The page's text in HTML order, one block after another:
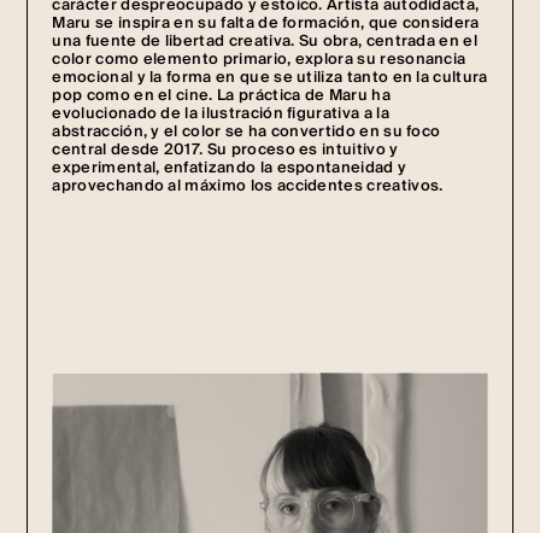
Maru se inspira en su falta de formación, que considera
una fuente de libertad creativa. Su obra, centrada en el
color como elemento primario, explora su resonancia
emocional y la forma en que se utiliza tanto en la cultura
pop como en el cine. La práctica de Maru ha
evolucionado de la ilustración figurativa a la
abstracción, y el color se ha convertido en su foco
central desde 2017. Su proceso es intuitivo y
experimental, enfatizando la espontaneidad y
aprovechando al máximo los accidentes creativos.